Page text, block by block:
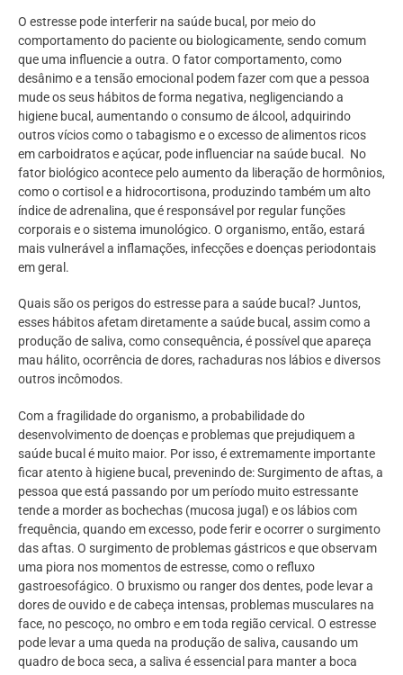
O estresse pode interferir na saúde bucal, por meio do
comportamento do paciente ou biologicamente, sendo comum
que uma influencie a outra. O fator comportamento, como
desânimo e a tensão emocional podem fazer com que a pessoa
mude os seus hábitos de forma negativa, negligenciando a
higiene bucal, aumentando o consumo de álcool, adquirindo
outros vícios como o tabagismo e o excesso de alimentos ricos
em carboidratos e açúcar, pode influenciar na saúde bucal. No
fator biológico acontece pelo aumento da liberação de hormônios,
como o cortisol e a hidrocortisona, produzindo também um alto
índice de adrenalina, que é responsável por regular funções
corporais e o sistema imunológico. O organismo, então, estará
mais vulnerável a inflamações, infecções e doenças periodontais
em geral.
Quais são os perigos do estresse para a saúde bucal? Juntos,
esses hábitos afetam diretamente a saúde bucal, assim como a
produção de saliva, como consequência, é possível que apareça
mau hálito, ocorrência de dores, rachaduras nos lábios e diversos
outros incômodos.
Com a fragilidade do organismo, a probabilidade do
desenvolvimento de doenças e problemas que prejudiquem a
saúde bucal é muito maior. Por isso, é extremamente importante
ficar atento à higiene bucal, prevenindo de: Surgimento de aftas, a
pessoa que está passando por um período muito estressante
tende a morder as bochechas (mucosa jugal) e os lábios com
frequência, quando em excesso, pode ferir e ocorrer o surgimento
das aftas. O surgimento de problemas gástricos e que observam
uma piora nos momentos de estresse, como o refluxo
gastroesofágico. O bruxismo ou ranger dos dentes, pode levar a
dores de ouvido e de cabeça intensas, problemas musculares na
face, no pescoço, no ombro e em toda região cervical. O estresse
pode levar a uma queda na produção de saliva, causando um
quadro de boca seca, a saliva é essencial para manter a boca